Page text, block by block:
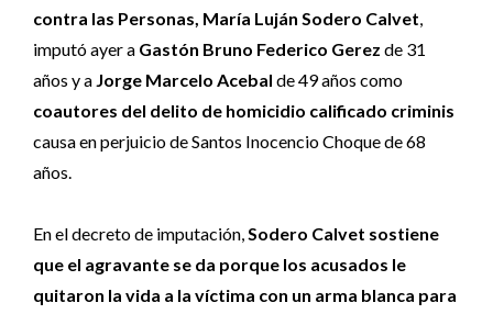
contra las Personas, María Luján Sodero Calvet,
imputó ayer a Gastón Bruno Federico Gerez de 31
años y a Jorge Marcelo Acebal de 49 años como
coautores del delito de homicidio calificado criminis
causa en perjuicio de Santos Inocencio Choque de 68
años.
En el decreto de imputación,Sodero Calvet sostiene
que el agravante se da porque los acusados le
quitaron la vida a la víctima con un arma blanca para